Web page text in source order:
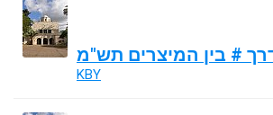
# בין המיצרים תש"מ
KBY